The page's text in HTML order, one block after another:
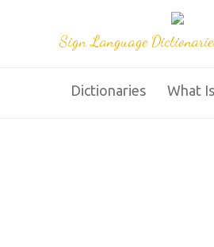
Sign Language
Dictionaries What